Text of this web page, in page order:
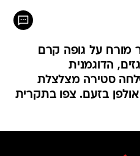
מורח על גופה קרם
הדוגמנית
סטירה מצלצלת
בזעם. צפו בתקרית